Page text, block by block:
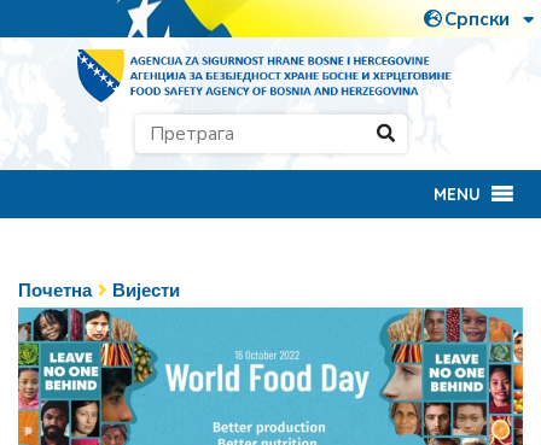
MENU
Почетна Вијести